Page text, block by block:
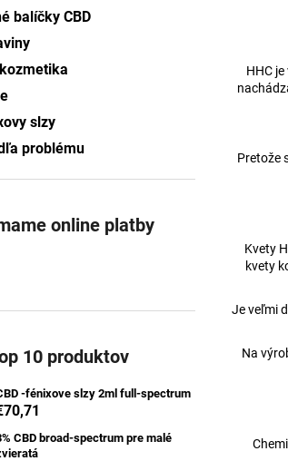
balíčky CBD
slzy
problému
online platby
10 produktov
-fénixove slzy 2ml full-spectrum
CBD broad-spectrum pre malé
HHC
Pretože
Kvety
kvety
Je veľmi
Na
SLZY 2ML FULL-
€17,74